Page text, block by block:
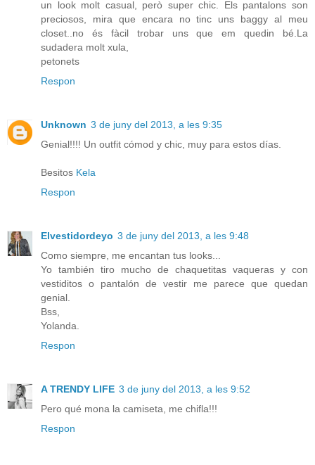
un look molt casual, però super chic. Els pantalons son
preciosos, mira que encara no tinc uns baggy al meu
closet..no és fàcil trobar uns que em quedin bé.La
sudadera molt xula,
petonets
Respon
Unknown 3 de juny del 2013, a les 9:35
Genial!!!! Un outfit cómod y chic, muy para estos días.
Besitos Kela
Respon
Elvestidordeyo 3 de juny del 2013, a les 9:48
Como siempre, me encantan tus looks...
Yo también tiro mucho de chaquetitas vaqueras y con
vestiditos o pantalón de vestir me parece que quedan
genial.
Bss,
Yolanda.
Respon
A TRENDY LIFE 3 de juny del 2013, a les 9:52
Pero qué mona la camiseta, me chifla!!!
Respon